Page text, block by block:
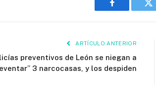
Facebook
ARTÍCULO ANTERIOR
preventivos de León se niegan a
3 narcocasas, y los despiden